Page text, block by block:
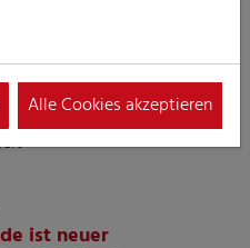
Spenden der
Euro
ist neuer
Alle Cookies akzeptieren